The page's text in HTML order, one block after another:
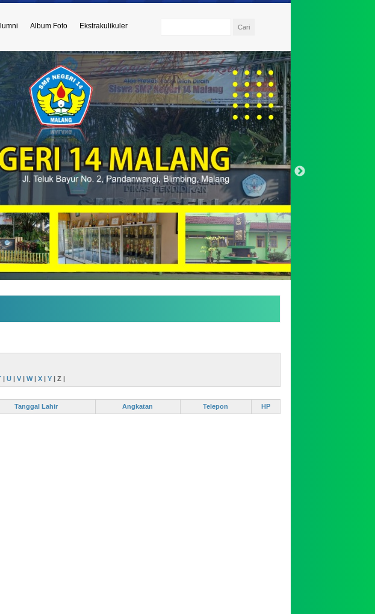
Album Foto Ekstrakulikuler
M.Pd kepada Ibu Umi Kulsum, S.Pd
| U| V| W| X| Y| Z|
Tanggal Lahir Angkatan Telepon HP